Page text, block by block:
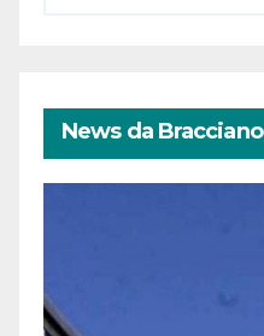
News da Bracciano